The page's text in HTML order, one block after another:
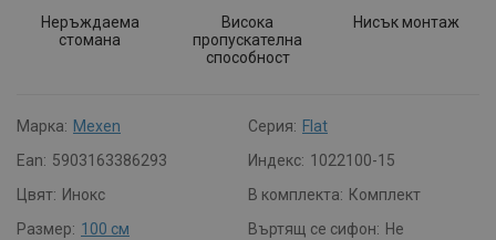
Неръждаема
стомана
Висока
пропускателна
способност
Нисък монтаж
Марка: Mexen Серия: Flat
Ean: 5903163386293 Индекс: 1022100-15
Цвят: Инокс В комплекта: Комплект
Размер: 100 см Въртящ се сифон: Не